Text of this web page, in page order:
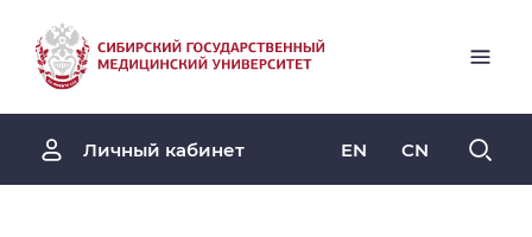
Личный кабинет EN CN